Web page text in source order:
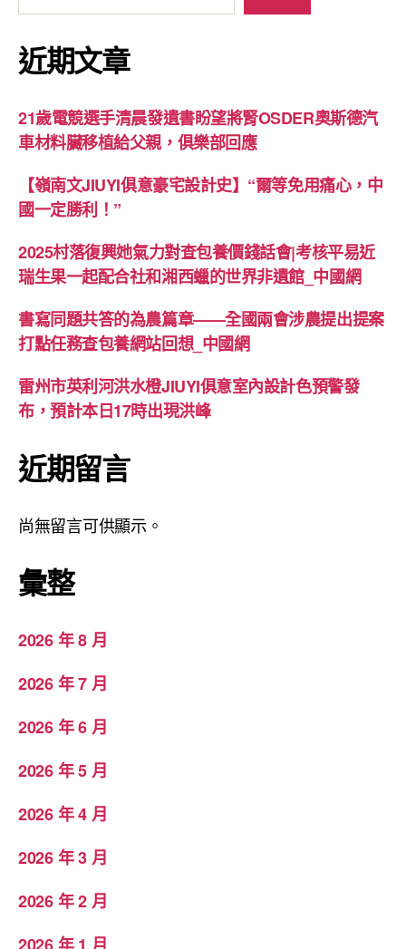
近期文章
21歲電競選手清晨發遺書盼望將腎OSDER奧斯德汽
車材料臟移植給父親，俱樂部回應
【嶺南文JIUYI俱意豪宅設計史】“爾等免用痛心，中
國一定勝利！”
2025村落復興她氣力對查包養價錢話會|考核平易近
瑞生果一起配合社和湘西蠟的世界非遺館_中國網
書寫同題共答的為農篇章——全國兩會涉農提出提案
打點任務查包養網站回想_中國網
雷州市英利河洪水橙JIUYI俱意室內設計色預警發
布，預計本日17時出現洪峰
近期留言
尚無留言可供顯示。
彙整
2026 年 8 月
2026 年 7 月
2026 年 6 月
2026 年 5 月
2026 年 4 月
2026 年 3 月
2026 年 2 月
2026 年 1 月